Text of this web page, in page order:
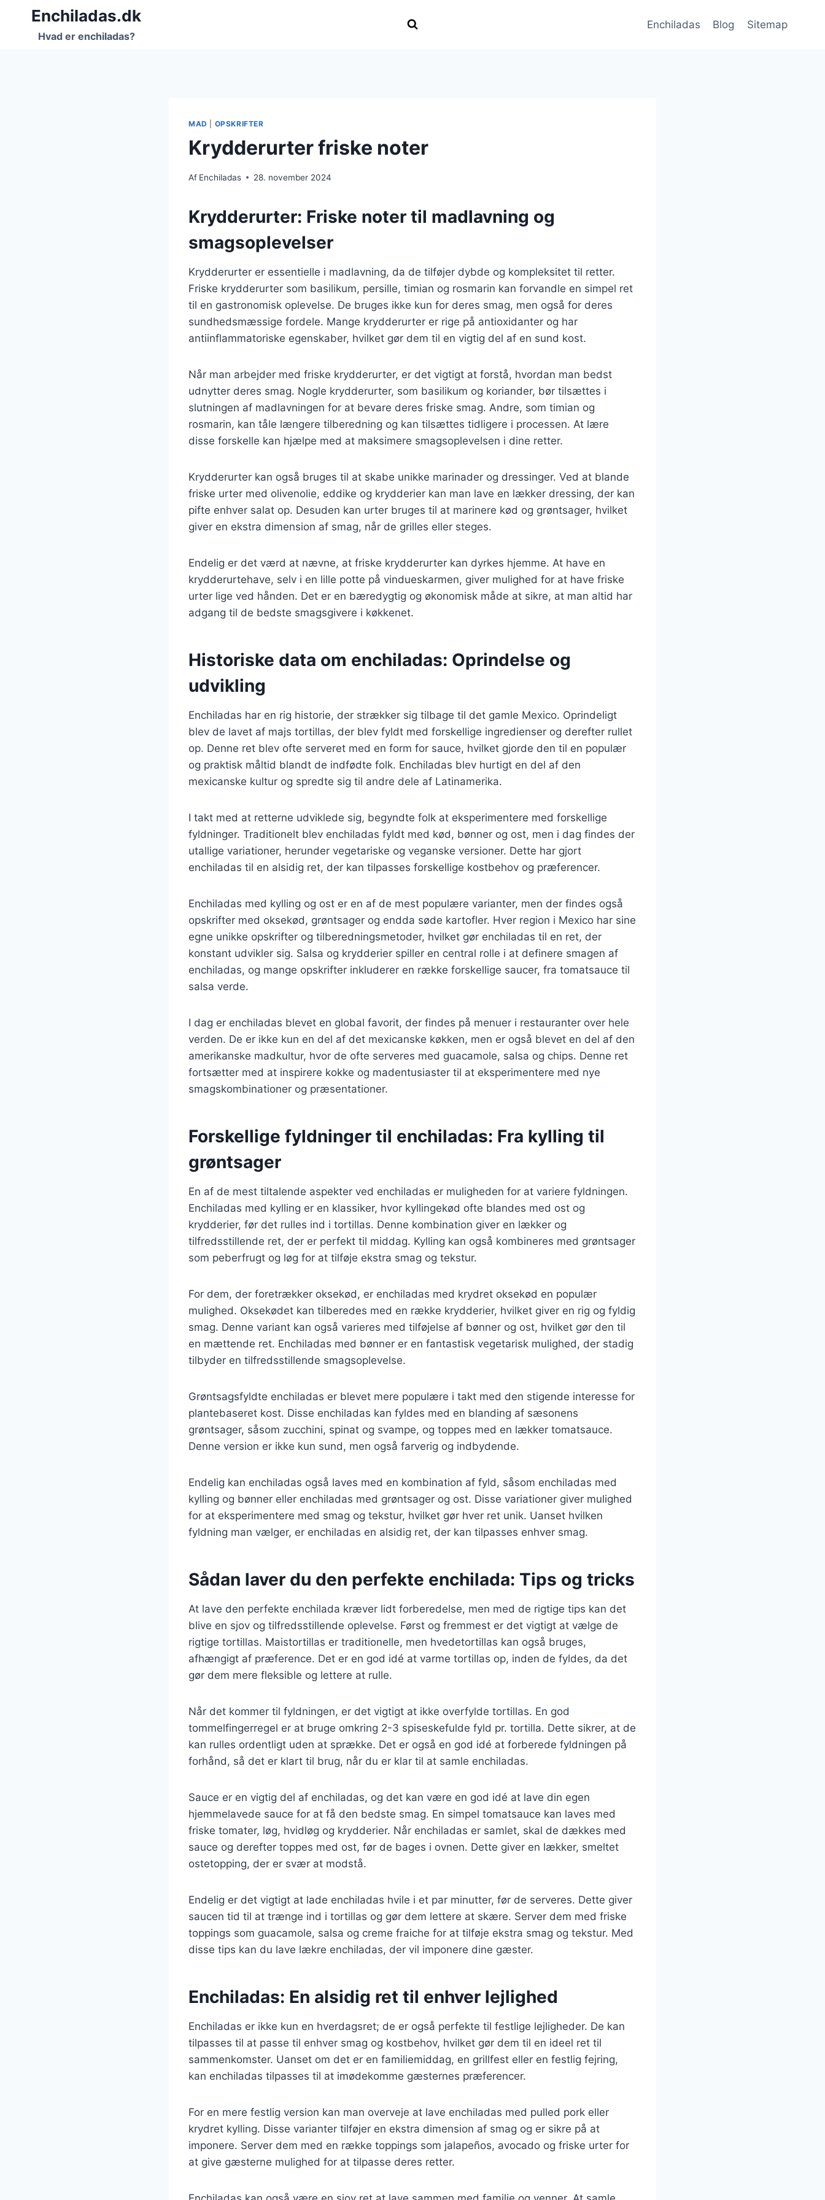
FortsætEnchiladas.dk
Hvad er enchiladas?
Enchiladas Blog Sitemap
MAD OPSKRIFTER
Krydderurter friske noter
Af Enchiladas 28. november 2024
Krydderurter: Friske noter til madlavning og
smagsoplevelser
Krydderurter er essentielle i madlavning, da de tilføjer dybde og kompleksitet til retter.
Friske krydderurter som basilikum, persille, timian og rosmarin kan forvandle en simpel ret
til en gastronomisk oplevelse. De bruges ikke kun for deres smag, men også for deres
sundhedsmæssige fordele. Mange krydderurter er rige på antioxidanter og har
antiinflammatoriske egenskaber, hvilket gør dem til en vigtig del af en sund kost.
Når man arbejder med friske krydderurter, er det vigtigt at forstå, hvordan man bedst
udnytter deres smag. Nogle krydderurter, som basilikum og koriander, bør tilsættes i
slutningen af madlavningen for at bevare deres friske smag. Andre, som timian og
rosmarin, kan tåle længere tilberedning og kan tilsættes tidligere i processen. At lære
disse forskelle kan hjælpe med at maksimere smagsoplevelsen i dine retter.
Krydderurter kan også bruges til at skabe unikke marinader og dressinger. Ved at blande
friske urter med olivenolie, eddike og krydderier kan man lave en lækker dressing, der kan
pifte enhver salat op. Desuden kan urter bruges til at marinere kød og grøntsager, hvilket
giver en ekstra dimension af smag, når de grilles eller steges.
Endelig er det værd at nævne, at friske krydderurter kan dyrkes hjemme. At have en
krydderurtehave, selv i en lille potte på vindueskarmen, giver mulighed for at have friske
urter lige ved hånden. Det er en bæredygtig og økonomisk måde at sikre, at man altid har
adgang til de bedste smagsgivere i køkkenet.
Historiske data om enchiladas: Oprindelse og
udvikling
Enchiladas har en rig historie, der strækker sig tilbage til det gamle Mexico. Oprindeligt
blev de lavet af majs tortillas, der blev fyldt med forskellige ingredienser og derefter rullet
op. Denne ret blev ofte serveret med en form for sauce, hvilket gjorde den til en populær
og praktisk måltid blandt de indfødte folk. Enchiladas blev hurtigt en del af den
mexicanske kultur og spredte sig til andre dele af Latinamerika.
I takt med at retterne udviklede sig, begyndte folk at eksperimentere med forskellige
fyldninger. Traditionelt blev enchiladas fyldt med kød, bønner og ost, men i dag findes der
utallige variationer, herunder vegetariske og veganske versioner. Dette har gjort
enchiladas til en alsidig ret, der kan tilpasses forskellige kostbehov og præferencer.
Enchiladas med kylling og ost er en af de mest populære varianter, men der findes også
opskrifter med oksekød, grøntsager og endda søde kartofler. Hver region i Mexico har sine
egne unikke opskrifter og tilberedningsmetoder, hvilket gør enchiladas til en ret, der
konstant udvikler sig. Salsa og krydderier spiller en central rolle i at definere smagen af
enchiladas, og mange opskrifter inkluderer en række forskellige saucer, fra tomatsauce til
salsa verde.
I dag er enchiladas blevet en global favorit, der findes på menuer i restauranter over hele
verden. De er ikke kun en del af det mexicanske køkken, men er også blevet en del af den
amerikanske madkultur, hvor de ofte serveres med guacamole, salsa og chips. Denne ret
fortsætter med at inspirere kokke og madentusiaster til at eksperimentere med nye
smagskombinationer og præsentationer.
Forskellige fyldninger til enchiladas: Fra kylling til
grøntsager
En af de mest tiltalende aspekter ved enchiladas er muligheden for at variere fyldningen.
Enchiladas med kylling er en klassiker, hvor kyllingekød ofte blandes med ost og
krydderier, før det rulles ind i tortillas. Denne kombination giver en lækker og
tilfredsstillende ret, der er perfekt til middag. Kylling kan også kombineres med grøntsager
som peberfrugt og løg for at tilføje ekstra smag og tekstur.
For dem, der foretrækker oksekød, er enchiladas med krydret oksekød en populær
mulighed. Oksekødet kan tilberedes med en række krydderier, hvilket giver en rig og fyldig
smag. Denne variant kan også varieres med tilføjelse af bønner og ost, hvilket gør den til
en mættende ret. Enchiladas med bønner er en fantastisk vegetarisk mulighed, der stadig
tilbyder en tilfredsstillende smagsoplevelse.
Grøntsagsfyldte enchiladas er blevet mere populære i takt med den stigende interesse for
plantebaseret kost. Disse enchiladas kan fyldes med en blanding af sæsonens
grøntsager, såsom zucchini, spinat og svampe, og toppes med en lækker tomatsauce.
Denne version er ikke kun sund, men også farverig og indbydende.
Endelig kan enchiladas også laves med en kombination af fyld, såsom enchiladas med
kylling og bønner eller enchiladas med grøntsager og ost. Disse variationer giver mulighed
for at eksperimentere med smag og tekstur, hvilket gør hver ret unik. Uanset hvilken
fyldning man vælger, er enchiladas en alsidig ret, der kan tilpasses enhver smag.
Sådan laver du den perfekte enchilada: Tips og tricks
At lave den perfekte enchilada kræver lidt forberedelse, men med de rigtige tips kan det
blive en sjov og tilfredsstillende oplevelse. Først og fremmest er det vigtigt at vælge de
rigtige tortillas. Maistortillas er traditionelle, men hvedetortillas kan også bruges,
afhængigt af præference. Det er en god idé at varme tortillas op, inden de fyldes, da det
gør dem mere fleksible og lettere at rulle.
Når det kommer til fyldningen, er det vigtigt at ikke overfylde tortillas. En god
tommelfingerregel er at bruge omkring 2-3 spiseskefulde fyld pr. tortilla. Dette sikrer, at de
kan rulles ordentligt uden at sprække. Det er også en god idé at forberede fyldningen på
forhånd, så det er klart til brug, når du er klar til at samle enchiladas.
Sauce er en vigtig del af enchiladas, og det kan være en god idé at lave din egen
hjemmelavede sauce for at få den bedste smag. En simpel tomatsauce kan laves med
friske tomater, løg, hvidløg og krydderier. Når enchiladas er samlet, skal de dækkes med
sauce og derefter toppes med ost, før de bages i ovnen. Dette giver en lækker, smeltet
ostetopping, der er svær at modstå.
Endelig er det vigtigt at lade enchiladas hvile i et par minutter, før de serveres. Dette giver
saucen tid til at trænge ind i tortillas og gør dem lettere at skære. Server dem med friske
toppings som guacamole, salsa og creme fraiche for at tilføje ekstra smag og tekstur. Med
disse tips kan du lave lækre enchiladas, der vil imponere dine gæster.
Enchiladas: En alsidig ret til enhver lejlighed
Enchiladas er ikke kun en hverdagsret; de er også perfekte til festlige lejligheder. De kan
tilpasses til at passe til enhver smag og kostbehov, hvilket gør dem til en ideel ret til
sammenkomster. Uanset om det er en familiemiddag, en grillfest eller en festlig fejring,
kan enchiladas tilpasses til at imødekomme gæsternes præferencer.
For en mere festlig version kan man overveje at lave enchiladas med pulled pork eller
krydret kylling. Disse varianter tilføjer en ekstra dimension af smag og er sikre på at
imponere. Server dem med en række toppings som jalapeños, avocado og friske urter for
at give gæsterne mulighed for at tilpasse deres retter.